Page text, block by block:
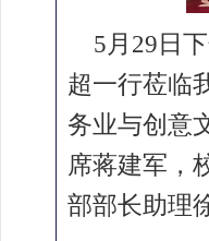
5月29日
超一行莅临
务业与创意
席蒋建军，
部部长助理